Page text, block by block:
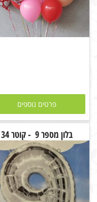
פרטים נוספים
בלון מספר 9 - קוטר 34